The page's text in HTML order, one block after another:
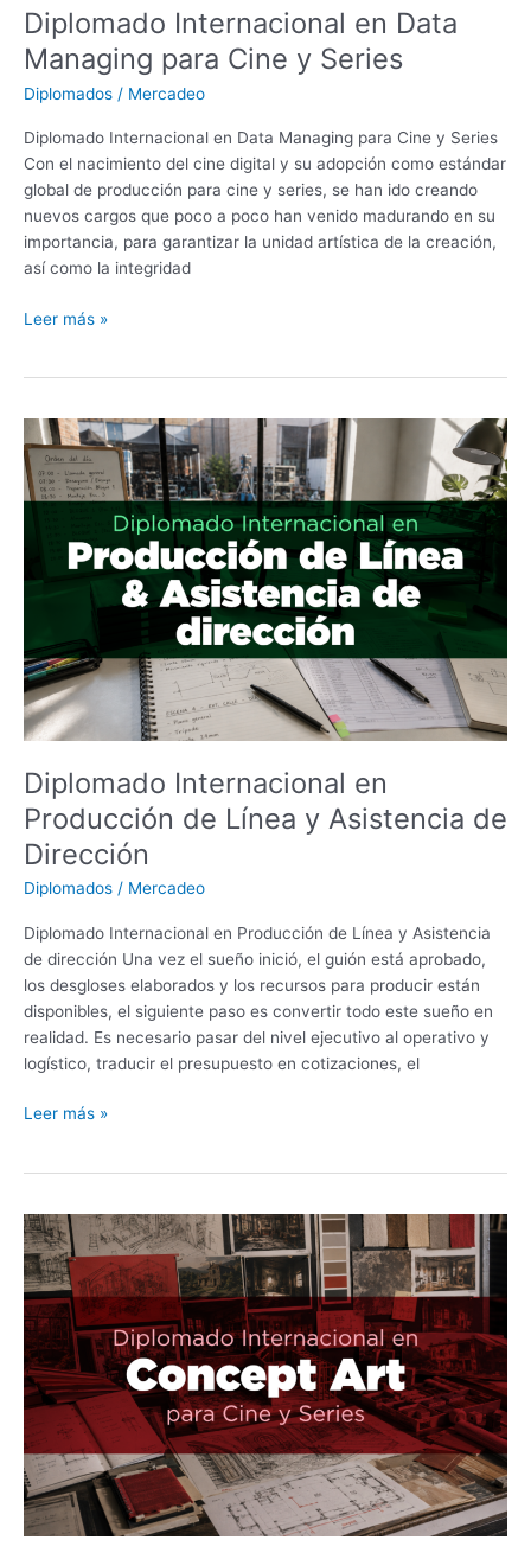
Diplomado Internacional en Data
Managing para Cine y Series
Diplomados / Mercadeo
Diplomado Internacional en Data Managing para Cine y Series
Con el nacimiento del cine digital y su adopción como estándar
global de producción para cine y series, se han ido creando
nuevos cargos que poco a poco han venido madurando en su
importancia, para garantizar la unidad artística de la creación,
así como la integridad
Leer más »
Diplomado Internacional en
Producción de Línea y Asistencia de
Dirección
Diplomados / Mercadeo
Diplomado Internacional en Producción de Línea y Asistencia
de dirección Una vez el sueño inició, el guión está aprobado,
los desgloses elaborados y los recursos para producir están
disponibles, el siguiente paso es convertir todo este sueño en
realidad. Es necesario pasar del nivel ejecutivo al operativo y
logístico, traducir el presupuesto en cotizaciones, el
Diplomado
Internacional
en
y
Asistencia
Dirección
Leer más »
Diplomado
Internacional
en
Concept
Art
para
Cine
y
Series